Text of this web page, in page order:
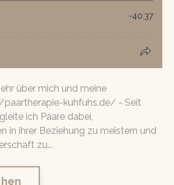
über mich und meine
kuhfuhs.de/ - Seit
ich Paare dabei,
in ihrer Beziehung zu meistern und
zu...